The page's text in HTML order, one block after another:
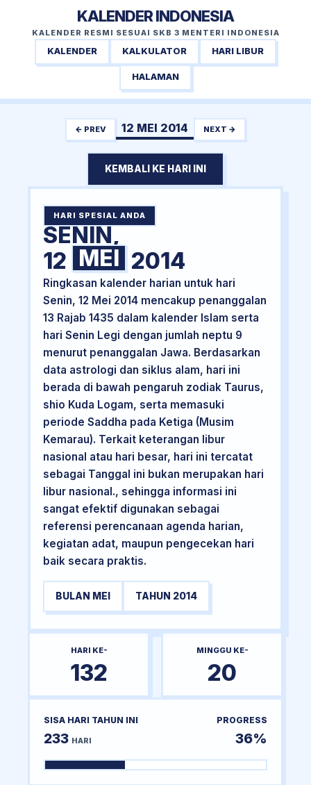
KALENDER INDONESIA
KALENDER RESMI SESUAI SKB 3 MENTERI INDONESIA
KALENDER KALKULATOR HARI LIBUR
HALAMAN
← PREV 12 MEI 2014 NEXT →
KEMBALI KE HARI INI
HARI SPESIAL ANDA
SENIN,
12 MEI 2014
Ringkasan kalender harian untuk hari
Senin, 12 Mei 2014 mencakup penanggalan
13 Rajab 1435 dalam kalender Islam serta
hari Senin Legi dengan jumlah neptu 9
menurut penanggalan Jawa. Berdasarkan
data astrologi dan siklus alam, hari ini
berada di bawah pengaruh zodiak Taurus,
shio Kuda Logam, serta memasuki
periode Saddha pada Ketiga (Musim
Kemarau). Terkait keterangan libur
nasional atau hari besar, hari ini tercatat
sebagai Tanggal ini bukan merupakan hari
libur nasional., sehingga informasi ini
sangat efektif digunakan sebagai
referensi perencanaan agenda harian,
kegiatan adat, maupun pengecekan hari
baik secara praktis.
BULAN MEI TAHUN 2014
HARI KE-
132
MINGGU KE-
20
SISA HARI TAHUN INI
233 HARI
PROGRESS
36%